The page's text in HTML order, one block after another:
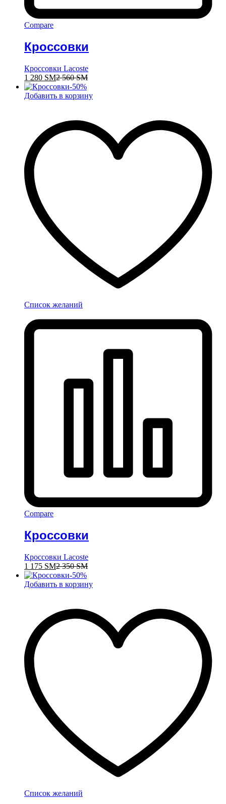
Compare
Кроссовки
Кроссовки Lacoste
1 280 ЅМ2 560ЅМ
-50%
Добавить в корзину
Список желаний
Compare
Кроссовки
Кроссовки Lacoste
1 175 ЅМ2 350ЅМ
-50%
Добавить в корзину
Список желаний